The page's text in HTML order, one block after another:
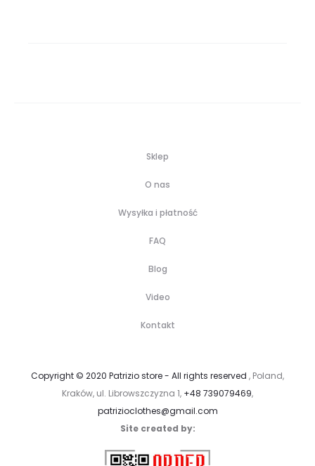
Sklep
O nas
Wysyłka i płatność
FAQ
Blog
Video
Kontakt
Copyright © 2020 Patrizio store - All rights reserved , Poland,
Kraków, ul. Librowszczyzna 1, +48 739079469,
patrizioclothes@gmail.com
Site created by: